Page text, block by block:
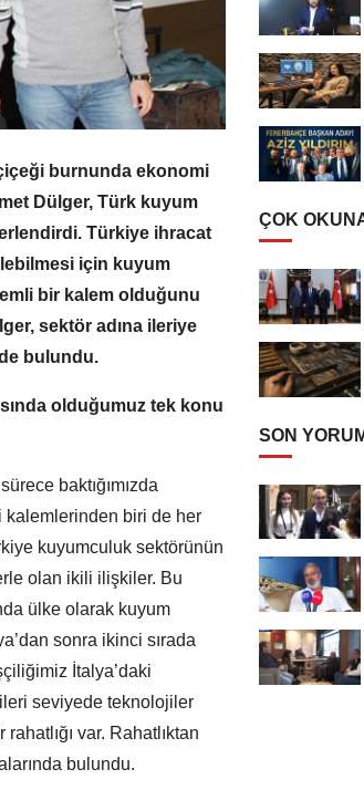
burnunda ekonomi
Dülger, Türk kuyum
Türkiye ihracat
için kuyum
bir kalem olduğunu
sektör adına ileriye
bulundu.
olduğumuz tek konu
baktığımızda
kalemlerinden biri de her
kuyumculuk sektörünün
olan ikili ilişkiler. Bu
ülke olarak kuyum
sonra ikinci sırada
İtalya’daki
seviyede teknolojiler
var. Rahatlıktan
bulundu.
ÇOK
SON